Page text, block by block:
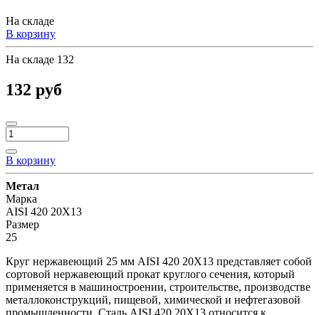
На складе
В корзину
На складе 132
132 руб
В корзину
Метал
Марка
AISI 420 20Х13
Размер
25
Круг нержавеющий 25 мм AISI 420 20Х13 представляет собой
сортовой нержавеющий прокат круглого сечения, который
применяется в машиностроении, строительстве, производстве
металлоконструкций, пищевой, химической и нефтегазовой
промышленности. Сталь AISI 420 20Х13 относится к